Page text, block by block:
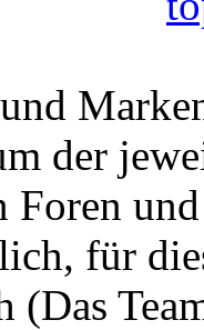
der
Foren
für
(Das